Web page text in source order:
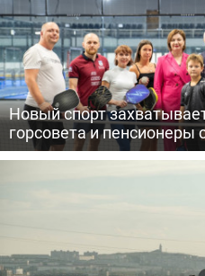
Новый спорт
горсовета и пенсионеры